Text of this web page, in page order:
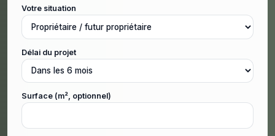
Votre situation
Délai du projet
Surface (m², optionnel)